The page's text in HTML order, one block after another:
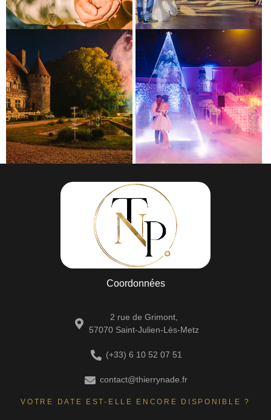
Coordonnées
2 rue de Grimont,
57070 Saint-Julien-Lès-Metz
(+33) 6 10 52 07 51
contact@thierrynade.fr
VOTRE DATE EST-ELLE ENCORE DISPONIBLE ?